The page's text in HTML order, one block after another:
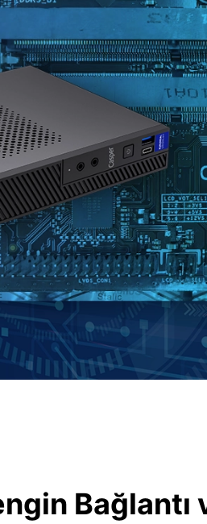
Bağlantı